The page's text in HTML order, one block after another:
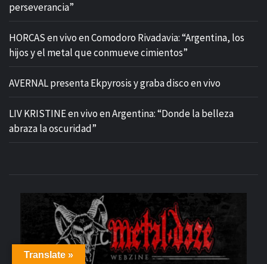
perseverancia”
HORCAS en vivo en Comodoro Rivadavia: “Argentina, los
hijos y el metal que conmueve cimientos”
AVERNAL presenta Ekpyrosis y graba disco en vivo
LIV KRISTINE en vivo en Argentina: “Donde la belleza
abraza la oscuridad”
Translate »